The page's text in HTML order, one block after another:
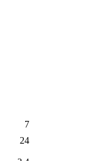
7
24